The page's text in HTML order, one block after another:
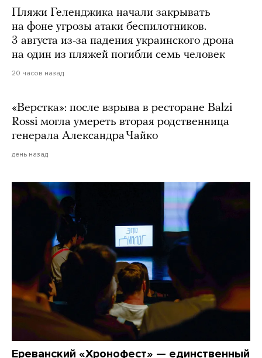
Пляжи Геленджика начали закрывать
на фоне угрозы атаки беспилотников.
3 августа из-за падения украинского дрона
на один из пляжей погибли семь человек
20 часов назад
«Верстка»: после взрыва в ресторане Balzi
Rossi могла умереть вторая родственница
генерала Александра Чайко
день назад
Ереванский «Хронофест» — единственный